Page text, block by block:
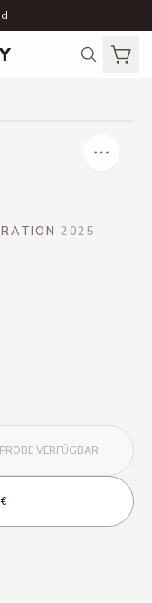
·2025
VERFÜGBAR